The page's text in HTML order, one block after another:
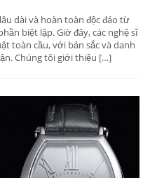
dài và hoàn toàn độc đáo từ
biệt lập. Giờ đây, các nghệ sĩ
toàn cầu, với bản sắc và danh
Chúng tôi giới thiệu […]